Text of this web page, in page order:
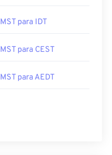
MST para IDT
MST para CEST
MST para AEDT